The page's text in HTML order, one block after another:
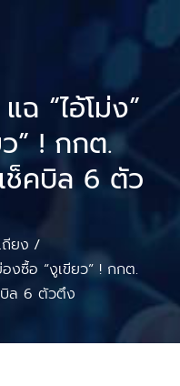
“ไอ้โม่ง”
” ! กกต.
ช็คบิล 6 ตัว
ถียง /
งซื้อ “งูเขียว” ! กกต.
บิล 6 ตัวตึง